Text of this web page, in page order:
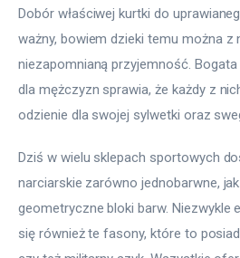
Dobór właściwej kurtki do
ważny, bowiem dzieki temu można z
niezapomnianą przyjemność.
dla mężczyzn sprawia, że każdy z
odzienie dla swojej sylwetki oraz
Dziś w wielu sklepach sportowych
narciarskie zarówno jednobarwne,
geometryczne bloki barw. Niezwykle
się również te fasony, które to